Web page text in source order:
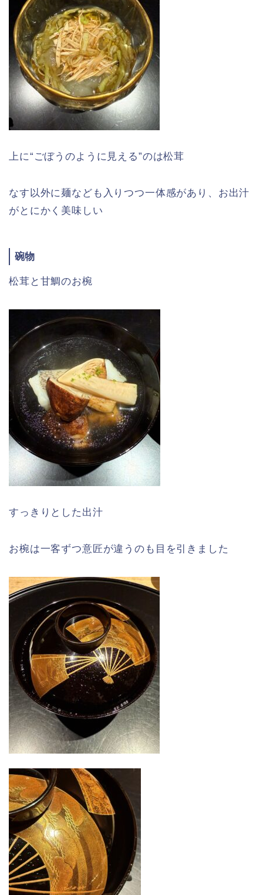
上に“ごぼうのように見える”のは松茸
なす以外に麺なども入りつつ一体感があり、お出汁
がとにかく美味しい
碗物
松茸と甘鯛のお椀
すっきりとした出汁
お椀は一客ずつ意匠が違うのも目を引きました